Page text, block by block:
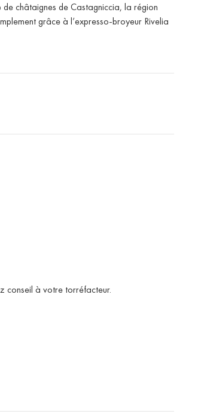
châtaignes de Castagniccia, la région
grâce à l’expresso-broyeur Rivelia
conseil à votre torréfacteur.